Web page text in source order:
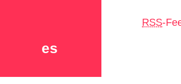
es
RSS-